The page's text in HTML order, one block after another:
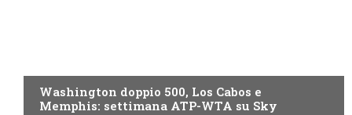
Washington doppio 500, Los Cabos e
Memphis: settimana ATP-WTA su Sky